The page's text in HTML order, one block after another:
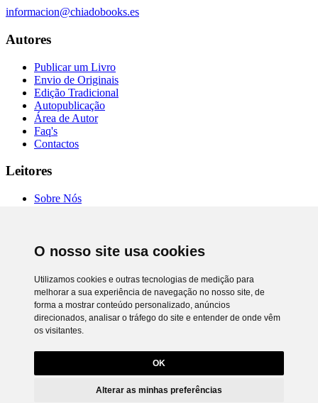
O nosso site usa cookies
Utilizamos cookies e outras tecnologias de medição para
melhorar a sua experiência de navegação no nosso site, de
forma a mostrar conteúdo personalizado, anúncios
direcionados, analisar o tráfego do site e entender de onde vêm
os visitantes.
OK
Alterar as minhas preferências
informacion@chiadobooks.es
Autores
Publicar um Livro
Envio de Originais
Edição Tradicional
Autopublicação
Área de Autor
Faq's
Contactos
Leitores
Sobre Nós
Comprar Online
Política de Privacidade
RAL e RLL
Preferência de cookies
Chiado Books © 2026. Todos os direitos reservados.
Desenvolvimento
Utilizamos cookies próprios e de terceiros para lhe oferecer uma
Para saber que cookies usamos e como os desativar, leia a política de
cookies. Ao ignorar ou fechar esta mensagem, e exceto se tiver